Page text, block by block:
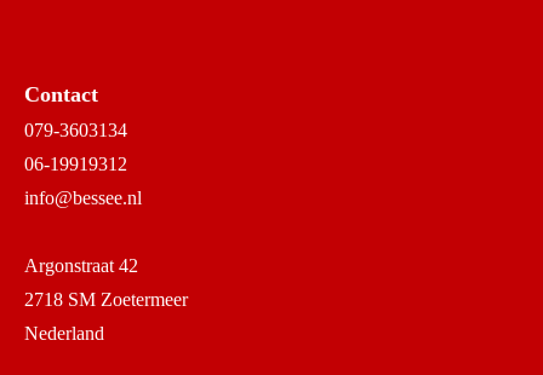
Contact
079-3603134
06-19919312
info@bessee.nl
Argonstraat 42
2718 SM Zoetermeer
Nederland